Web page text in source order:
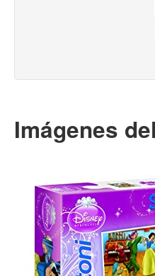
Imágenes